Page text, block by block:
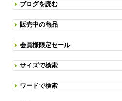
ブログを読む
販売中の商品
会員様限定セール
サイズで検索
ワードで検索